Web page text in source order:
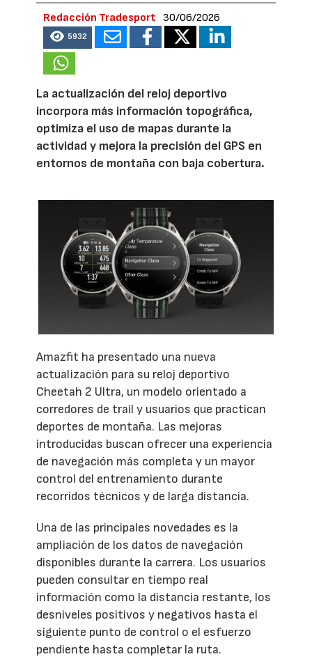
Redacción Tradesport 30/06/2026
5932
La actualización del reloj deportivo
incorpora más información topográfica,
optimiza el uso de mapas durante la
actividad y mejora la precisión del GPS en
entornos de montaña con baja cobertura.
Amazfit ha presentado una nueva
actualización para su reloj deportivo
Cheetah 2 Ultra, un modelo orientado a
corredores de trail y usuarios que practican
deportes de montaña. Las mejoras
introducidas buscan ofrecer una experiencia
de navegación más completa y un mayor
control del entrenamiento durante
recorridos técnicos y de larga distancia.
Una de las principales novedades es la
ampliación de los datos de navegación
disponibles durante la carrera. Los usuarios
pueden consultar en tiempo real
información como la distancia restante, los
desniveles positivos y negativos hasta el
siguiente punto de control o el esfuerzo
pendiente hasta completar la ruta.